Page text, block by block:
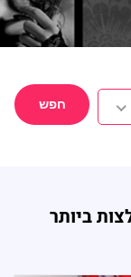
חפש